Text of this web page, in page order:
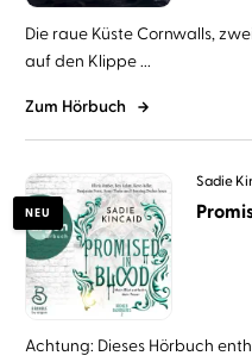
Die raue Küste Cornwalls,
auf den Klippe ...
Zum Hörbuch
NEU
Sadie
Achtung: Dieses Hörbuch